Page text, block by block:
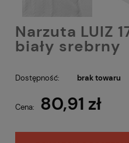
Narzuta LUIZ
biały srebrny
Dostępność: brak towaru
Cena: 80,91 zł